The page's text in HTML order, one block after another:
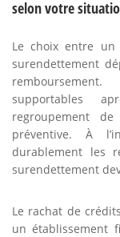
selon votre
Le choix entre
surendettement
supportables
regroupement
préventive. À
durablement les
surendettement
Le rachat de
un établissement